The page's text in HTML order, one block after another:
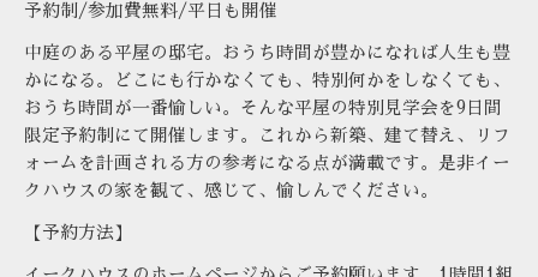
予約制 /参加費無料/平日も開催
中庭のある平屋の邸宅。おうち時間が豊かになれば人生も豊
かになる。どこにも行かなくても、特別何かをしなくても、
おうち時間が一番愉しい。そんな平屋の特別見学会を9 日間
限定予約制にて開催します。これから新築、建て替え、リフ
ォームを計画される方の参考になる点が満載です。是非イー
クハウスの家を観て、感じて、愉しんでください。
【予約方法】